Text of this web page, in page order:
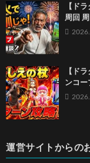
【ド
周回
【ド
ンコー
運営サイトからの